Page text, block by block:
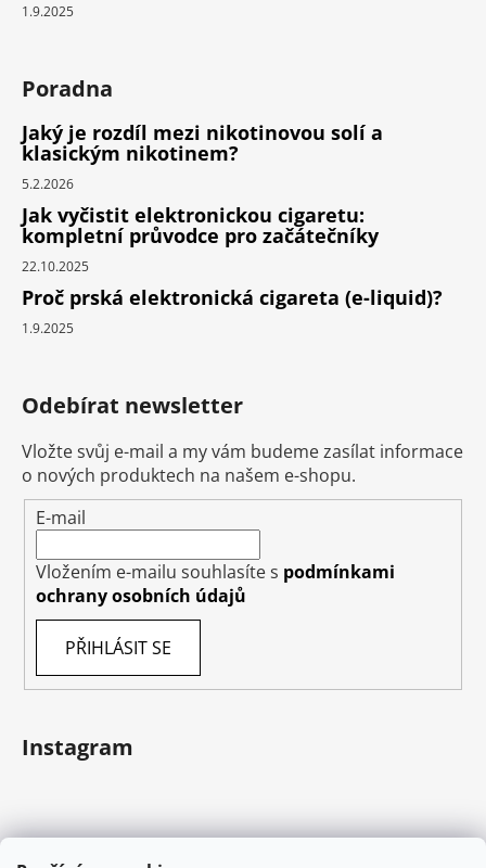
1.9.2025
Poradna
Jaký je rozdíl mezi nikotinovou solí a
klasickým nikotinem?
5.2.2026
Jak vyčistit elektronickou cigaretu:
kompletní průvodce pro začátečníky
22.10.2025
Proč prská elektronická cigareta (e-liquid)?
1.9.2025
Odebírat newsletter
Vložte svůj e-mail a my vám budeme zasílat informace
o nových produktech na našem e-shopu.
E-mail
Vložením e-mailu souhlasíte s podmínkami
ochrany osobních údajů
PŘIHLÁSIT SE
Instagram